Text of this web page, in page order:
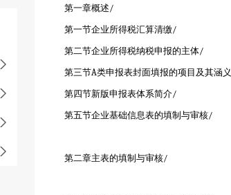
第一章概述/
第一节企业所得税汇算清缴/
第二节企业所得税纳税申报的主体/
第三节A类申报表封面填报的项目及其涵义
第四节新版申报表体系简介/
第五节企业基础信息表的填制与审核/
第二章主表的填制与审核/